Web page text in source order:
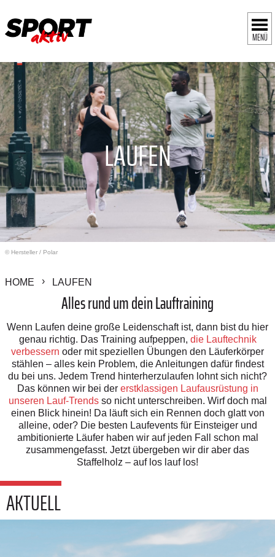
MENÜ
© Hersteller / Polar
LAUFEN
HOME LAUFEN
Alles rund um dein Lauftraining
Wenn Laufen deine große Leidenschaft ist, dann bist du hier
genau richtig. Das Training aufpeppen, die Lauftechnik
verbessern oder mit speziellen Übungen den Läuferkörper
stählen – alles kein Problem, die Anleitungen dafür findest
du bei uns. Jedem Trend hinterherzulaufen lohnt sich nicht?
Das können wir bei der erstklassigen Laufausrüstung in
unseren Lauf-Trendsso nicht unterschreiben. Wirf doch mal
einen Blick hinein! Da läuft sich ein Rennen doch glatt von
alleine, oder? Die besten Laufevents für Einsteiger und
ambitionierte Läufer haben wir auf jeden Fall schon mal
zusammengefasst. Jetzt übergeben wir dir aber das
Staffelholz – auf los lauf los!
AKTUELL